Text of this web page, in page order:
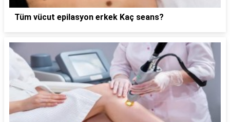
Tüm vücut epilasyon erkek Kaç seans?